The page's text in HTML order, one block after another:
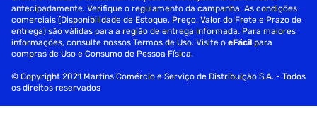
antecipadamente. Verifique o regulamento da campanha. As condições
comerciais (Disponibilidade de Estoque, Preço, Valor do Frete e Prazo de
entrega) são válidas para a região de entrega informada. Para maiores
informações, consulte nossos Termos de Uso. Visite oeFácil para
compras de Uso e Consumo de Pessoa Física.
© Copyright 2021 Martins Comércio e Serviço de Distribuição S.A. - Todos
os direitos reservados